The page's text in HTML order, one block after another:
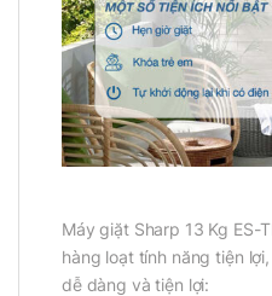
Máy giặt Sharp 13 Kg ES-
hàng loạt tính năng tiện
dễ dàng và tiện lợi: